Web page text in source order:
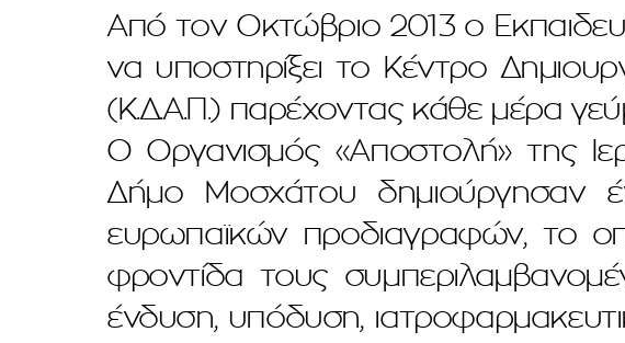
Από τον Οκτώβριο 2013 ο
να υποστηρίξει το Κέντρο
(Κ.Δ.Α.Π.) παρέχοντας κάθε μέρα
Ο Οργανισμός «Αποστολή» της
Δήμο Μοσχάτου δημιούργησαν
ευρωπαϊκών προδιαγραφών, το
φροντίδα τους
ένδυση, υπόδυση,